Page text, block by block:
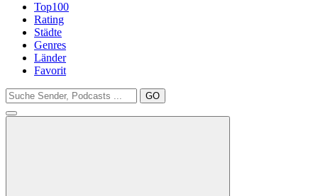
Top100
Rating
Städte
Genres
Länder
Favorit
GO